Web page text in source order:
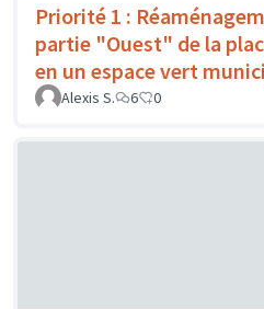
Priorité 1 :
partie "Ouest" de la
en un espace vert
Alexis S. 6 0